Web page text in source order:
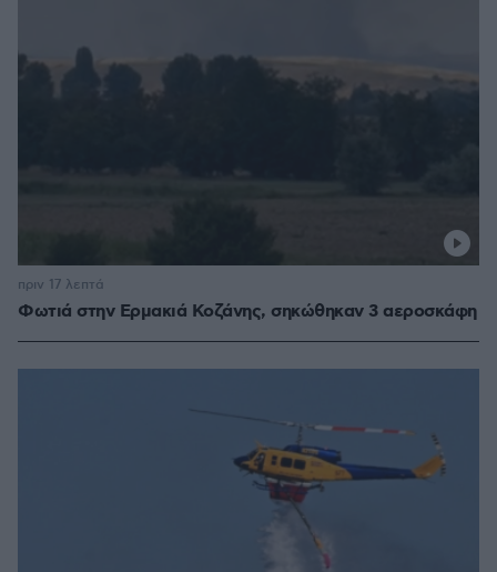
Φωτιά στην Ερμακιά Κοζάνης, σηκώθηκαν 3 αεροσκάφη
πριν 17 λεπτά